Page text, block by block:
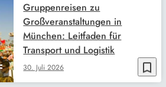
bookmark_border
30. Juli 2026
Gruppenreisen zu
Großveranstaltungen in
München: Leitfaden für
Transport und Logistik